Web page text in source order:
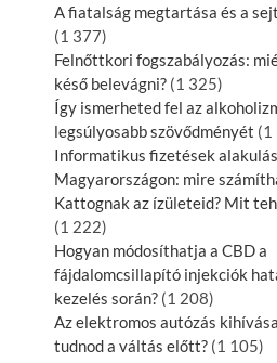
A fiatalság megtartása és a
(1 377)
Felnőttkori fogszabályozás:
késő belevágni? (1 325)
Így ismerheted fel az
legsúlyosabb szövődményét (1
Informatikus fizetések
Magyarországon: mire
Kattognak az ízületeid? Mit
(1 222)
Hogyan módosíthatja a CBD a
fájdalomcsillapító injekciók
kezelés során? (1 208)
Az elektromos autózás
tudnod a váltás előtt? (1 105)